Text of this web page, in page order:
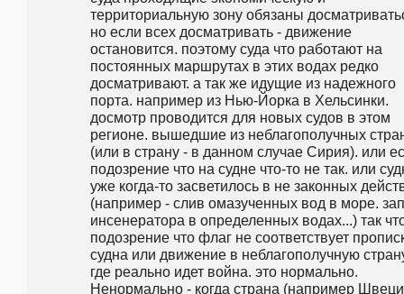
территориальную зону обязаны
но если всех досматривать - движение
остановится. поэтому суда что работают на
постоянных маршрутах в этих водах редко
досматривают. а так же идущие из надежного
порта. например из Нью-Йорка в Хельсинки.
досмотр проводится для новых судов в этом
регионе. вышедшие из неблагополучных
(или в страну - в данном случае Сирия). или
подозрение что на судне что-то не так. или
уже когда-то засветилось в не законных
(например - слив омазученных вод в море.
инсенератора в определенных водах...) так
подозрение что флаг не соответствует
судна или движение в неблагополучную
где реально идет война. это нормально.
Ненормально - когда страна (например